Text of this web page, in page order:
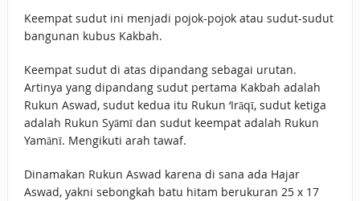
Keempat sudut ini menjadi pojok-pojok atau sudut-sudut
bangunan kubus Kakbah.
Keempat sudut di atas dipandang sebagai urutan.
Artinya yang dipandang sudut pertama Kakbah adalah
Rukun Aswad, sudut kedua itu Rukun ‘Irāqī, sudut ketiga
adalah Rukun Syāmī dan sudut keempat adalah Rukun
Yamānī. Mengikuti arah tawaf.
Dinamakan Rukun Aswad karena di sana ada Hajar
Aswad, yakni sebongkah batu hitam berukuran 25 x 17